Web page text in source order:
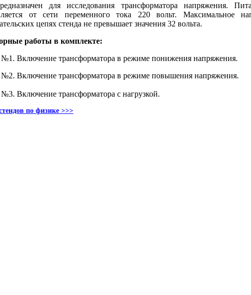
для исследования трансформатора напряжения.
от сети переменного тока 220 вольт. Максимальное
цепях стенда не превышает значения 32 вольта.
работы в комплекте:
Включение трансформатора в режиме понижения напряжения.
Включение трансформатора в режиме повышения напряжения.
Включение трансформатора с нагрузкой.
по физике >>>